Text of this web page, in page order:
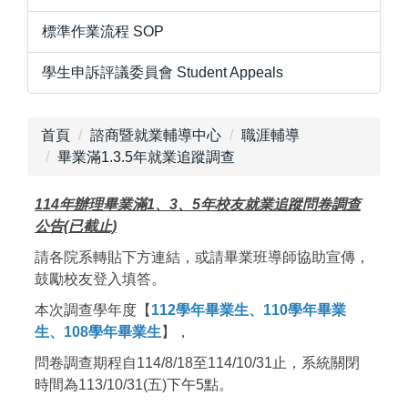
標準作業流程 SOP
學生申訴評議委員會 Student Appeals
首頁 諮商暨就業輔導中心
職涯輔導
畢業滿1.3.5年就業追蹤調查
114年辦理畢業滿1、3、5年校友就業追蹤問卷調查
公告(已截止)
請各院系轉貼下方連結，或請畢業班導師協助宣傳，
鼓勵校友登入填答。
本次調查學年度【 112學年畢業生、110學年畢業
生、108學年畢業生 】，
問卷調查期程自114/8/18至114/10/31止，系統關閉
時間為113/10/31(五)下午5點。